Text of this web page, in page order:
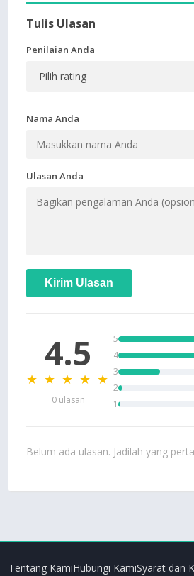
Tulis Ulasan
Penilaian Anda
Nama Anda
Ulasan Anda
Kirim Ulasan
4.5
★ ★ ★ ★ ★
0 ulasan
5
4
3
2
1
Belum ada ulasan. Jadilah yang
Tentang KamiHubungi KamiSyarat dan